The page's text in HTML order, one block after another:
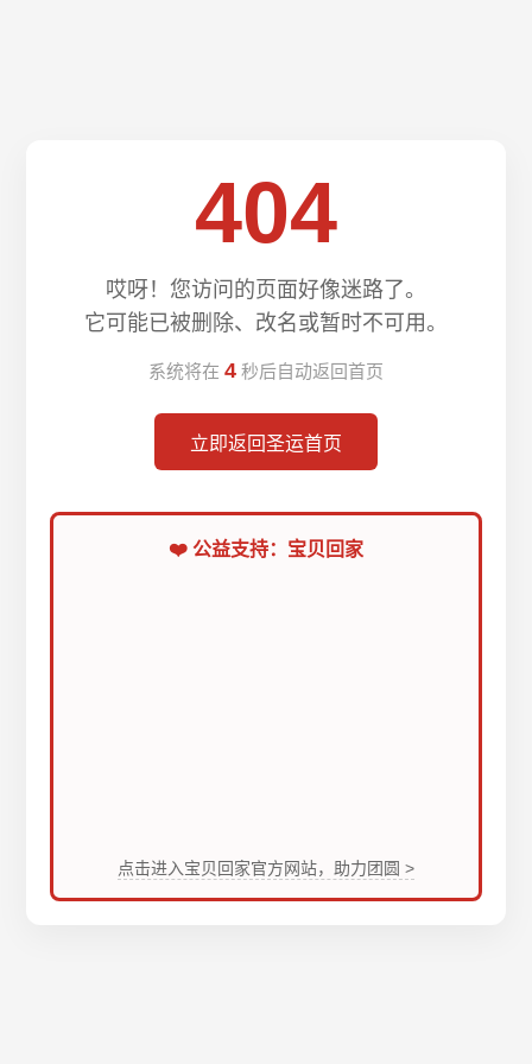
404
哎呀！您访问的页面好像迷路了。
它可能已被删除、改名或暂时不可用。
系统将在 4 秒后自动返回首页
立即返回圣运首页
❤️ 公益支持：宝贝回家
点击进入宝贝回家官方网站，助力团圆 >